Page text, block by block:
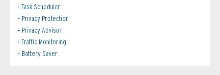
Task Scheduler
Privacy Protection
Privacy Advisor
Traffic Monitoring
Battery Saver